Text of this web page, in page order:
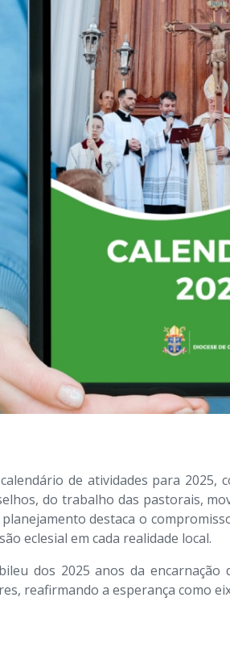
de atividades para
do trabalho das pastorais,
destaca o
eclesial em cada realidade local.
dos 2025 anos da
reafirmando a esperança como